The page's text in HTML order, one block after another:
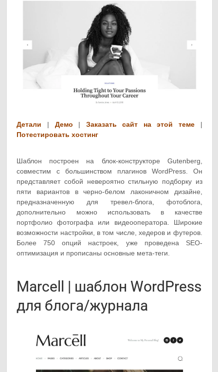
Детали | Демо | Заказать сайт на этой теме |
Потестировать хостинг
Шаблон построен на блок-конструкторе Gutenberg,
совместим с большинством плагинов WordPress. Он
представляет собой невероятно стильную подборку из
пяти вариантов в черно-белом лаконичном дизайне,
предназначенную для тревел-блога, фотоблога,
дополнительно можно использовать в качестве
портфолио фотографа или видеооператора. Широкие
возможности настройки, в том числе, хедеров и футеров.
Более 750 опций настроек, уже проведена SEO-
оптимизация и прописаны основные мета-теги.
Marcell | шаблон WordPress
для блога/журнала